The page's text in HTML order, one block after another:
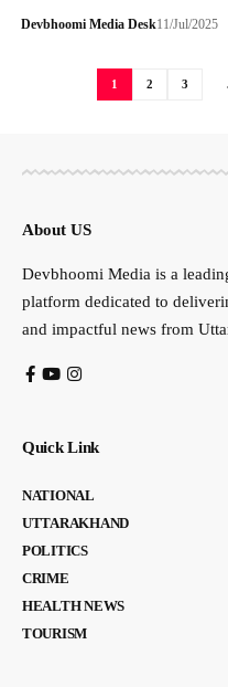
Devbhoomi Media Desk11/Jul/2025
1 2 3
About US
Devbhoomi Media is a
platform dedicated to
and impactful news from
Quick Link
NATIONAL
UTTARAKHAND
POLITICS
CRIME
HEALTH NEWS
TOURISM